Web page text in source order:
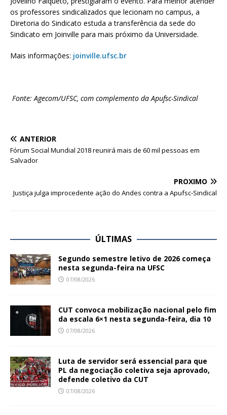
os professores sindicalizados que lecionam no campus, a
Diretoria do Sindicato estuda a transferência da sede do
Sindicato em Joinville para mais próximo da Universidade.
Mais informações: joinville.ufsc.br
Fonte: Agecom/UFSC, com complemento da Apufsc-Sindical
ANTERIOR
Fórum Social Mundial 2018 reunirá mais de 60 mil pessoas em
Salvador
PRÓXIMO
Justiça julga improcedente ação do Andes contra a Apufsc-Sindical
ÚLTIMAS
Segundo semestre letivo de 2026 começa
nesta segunda-feira na UFSC
07/08/2026
CUT convoca mobilização nacional pelo fim
da escala 6×1 nesta segunda-feira, dia 10
07/08/2026
Luta de servidor será essencial para que
PL da negociação coletiva seja aprovado,
defende coletivo da CUT
07/08/2026